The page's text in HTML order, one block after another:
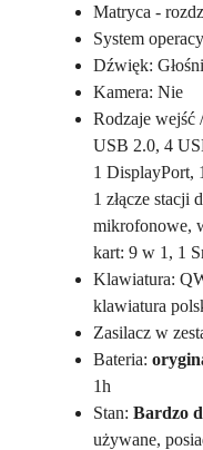
Matryca -
System
Dźwięk:
Kamera: Nie
Rodzaje wejść
USB 2.0, 4
1 DisplayPort,
1 złącze stacji
mikrofonowe,
kart: 9 w 1, 1
Klawiatura:
klawiatura
Zasilacz w
Bateria:
1h
Stan: Bardzo
używane,